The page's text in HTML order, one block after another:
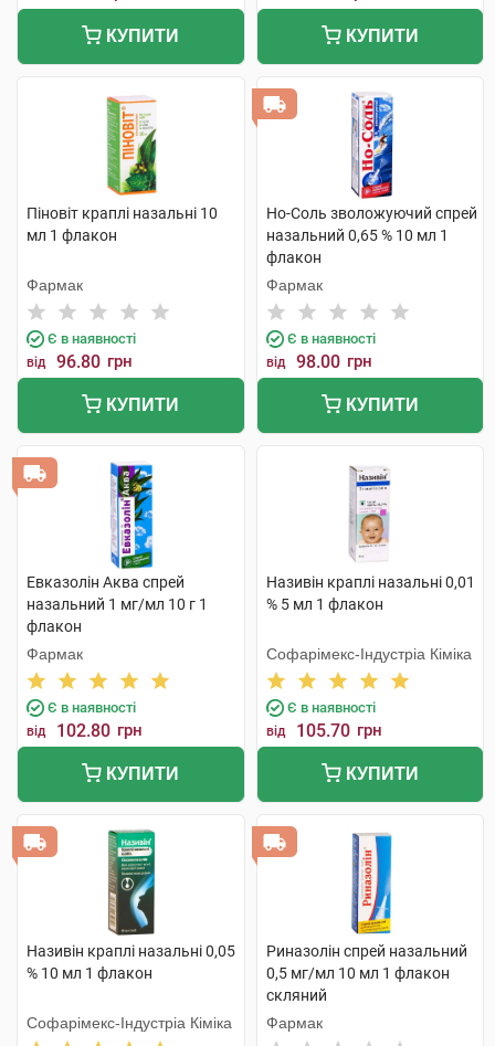
КУПИТИ КУПИТИ
Піновіт краплі назальні 10
мл 1 флакон
Фармак
Є в наявності
від 96.80 грн
КУПИТИ
Но-Соль зволожуючий спрей
назальний 0,65 % 10 мл 1
флакон
Фармак
Є в наявності
від 98.00 грн
КУПИТИ
Евказолін Аква спрей
назальний 1 мг/мл 10 г 1
флакон
Фармак
Є в наявності
від 102.80 грн
КУПИТИ
Називін краплі назальні 0,01
% 5 мл 1 флакон
Софарімекс-Індустріа Кіміка
Є в наявності
від 105.70 грн
КУПИТИ
Називін краплі назальні 0,05
% 10 мл 1 флакон
Софарімекс-Індустріа Кіміка
Риназолін спрей назальний
0,5 мг/мл 10 мл 1 флакон
скляний
Фармак